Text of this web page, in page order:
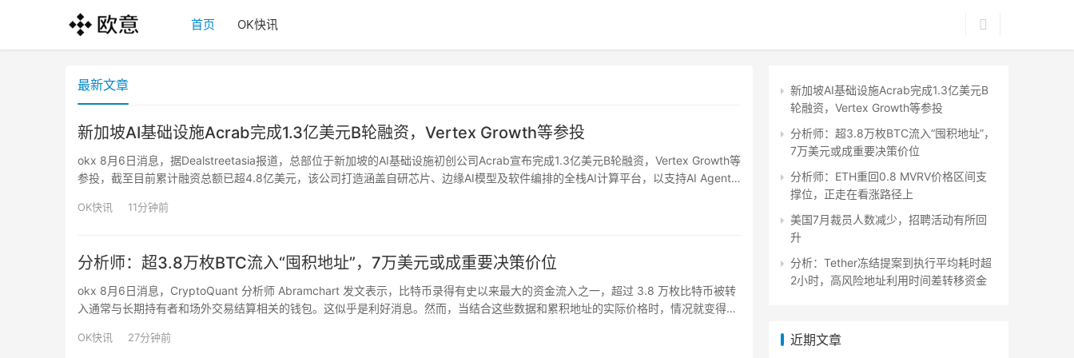
首页 OK快讯
最新文章
新加坡AI基础设施Acrab完成1.3亿美元B轮融资，Vertex Growth等参投
okx 8月6日消息，据Dealstreetasia报道，总部位于新加坡的AI基础设施初创公司Acrab宣布完成1.3亿美元B轮融资，Vertex Growth等
参投，截至目前累计融资总额已超4.8亿美元，该公司打造涵盖自研芯片、边缘AI模型及软件编排的全栈AI计算平台，以支持AI Agent
OK快讯 11分钟前
分析师：超3.8万枚BTC流入“囤积地址”，7万美元或成重要决策价位
okx 8月6日消息，CryptoQuant 分析师 Abramchart 发文表示，比特币录得有史以来最大的资金流入之一，超过 3.8 万枚比特币被转
入通常与长期持有者和场外交易结算相关的钱包。这似乎是利好消息。然而，当结合这些数据和累积地址的实际价格时，情况就变得更
OK快讯 27分钟前
新加坡AI基础设施Acrab完成1.3亿美元B
轮融资，Vertex Growth等参投
分析师：超3.8万枚BTC流入“囤积地址”，
7万美元或成重要决策价位
分析师：ETH重回0.8 MVRV价格区间支
撑位，正走在看涨路径上
美国7月裁员人数减少，招聘活动有所回
升
分析：Tether冻结提案到执行平均耗时超
2小时，高风险地址利用时间差转移资金
近期文章